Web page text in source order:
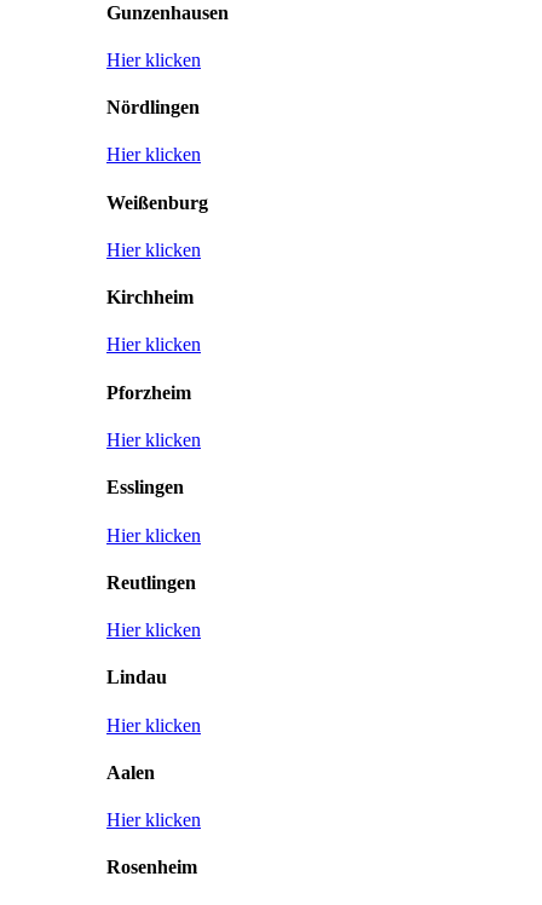
Gunzenhausen
Hier klicken
Nördlingen
Hier klicken
Weißenburg
Hier klicken
Kirchheim
Hier klicken
Pforzheim
Hier klicken
Esslingen
Hier klicken
Reutlingen
Hier klicken
Lindau
Hier klicken
Aalen
Hier klicken
Rosenheim